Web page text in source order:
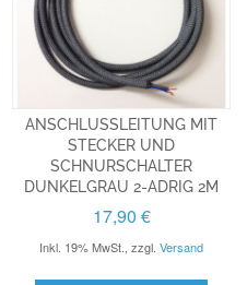
ANSCHLUSSLEITUNG MIT
STECKER UND
SCHNURSCHALTER
DUNKELGRAU 2-ADRIG 2M
17,90 €
Inkl. 19% MwSt. ,zzgl.Versand